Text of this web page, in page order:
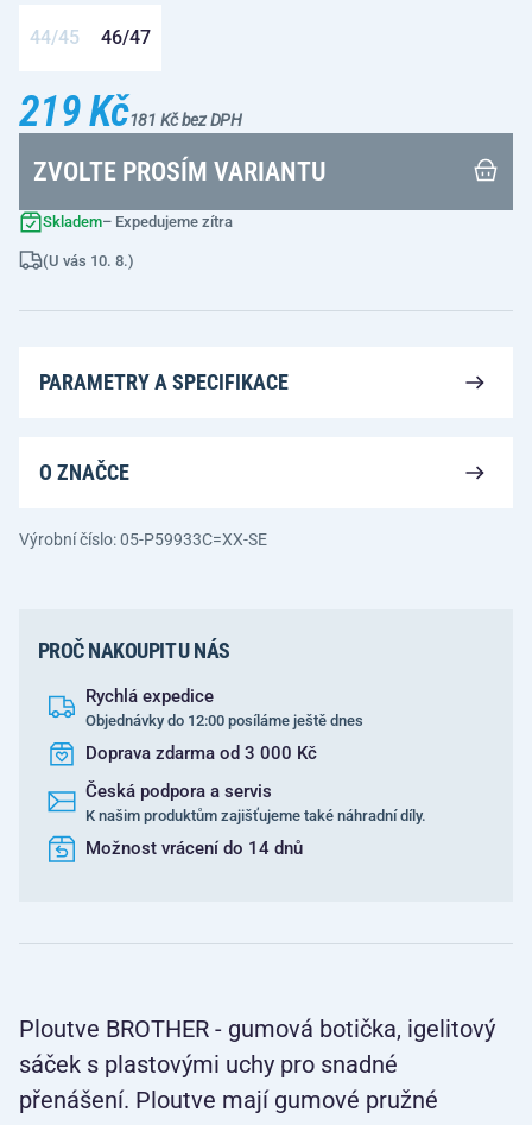
44/45 46/47
219 Kč181 Kč bez DPH
ZVOLTE PROSÍM VARIANTU
Skladem– Expedujeme zítra
(U vás 10. 8.)
PARAMETRY A SPECIFIKACE
O ZNAČCE
Výrobní číslo: 05-P59933C=XX-SE
PROČ NAKOUPIT U NÁS
Rychlá expedice
Objednávky do 12:00 posíláme ještě dnes
Doprava zdarma od 3 000 Kč
Česká podpora a servis
K našim produktům zajišťujeme také náhradní díly.
Možnost vrácení do 14 dnů
Ploutve BROTHER - gumová botička, igelitový
sáček s plastovými uchy pro snadné
přenášení. Ploutve mají gumové pružné